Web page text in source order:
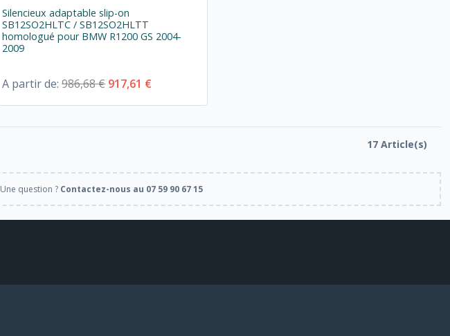
Silencieux adaptable slip-on
SB12SO2HLTC / SB12SO2HLTT
homologué pour BMW R1200 GS 2004-
2009
A partir de:986,68 € 917,61 €
17 Article(s)
Une question ? Contactez-nous au 07 59 90 67 15